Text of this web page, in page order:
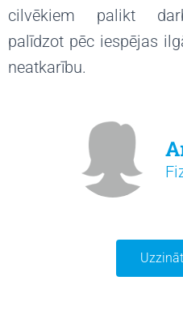
cilvēkiem palikt
palīdzot pēc iespējas
neatkarību.